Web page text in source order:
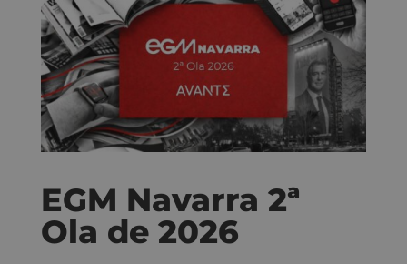
EGM Navarra 2ª
Ola de 2026